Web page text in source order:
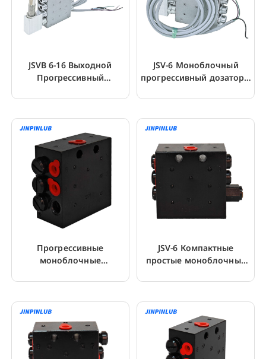
JSVB 6-16 Выходной
Прогрессивный
Для Машины
JSV-6 Моноблочный
прогрессивный дозатор с
Прогрессивные
моноблочные
1 до 20 выходов
JSV-6 Компактные
простые моноблочные
делительные клапаны